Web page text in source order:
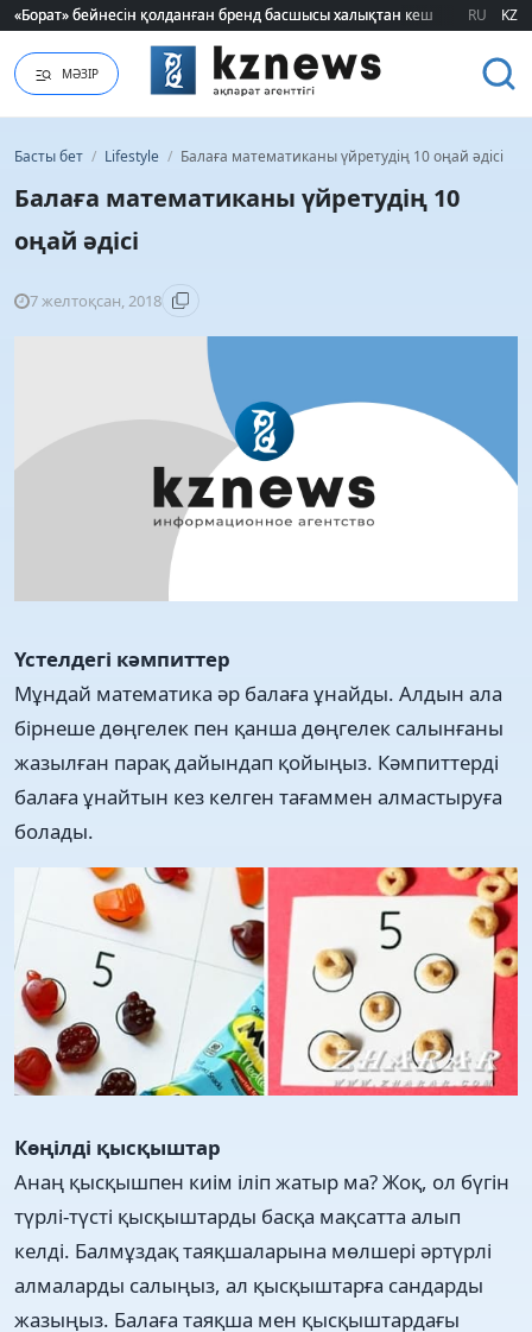
Шавкат Рахмоновтың әкесі өмірден озды
Шавкат Рахмоновтың әкесі өмірден озды RU KZ
МӘЗІР
Басты бет / Lifestyle / Балаға математиканы үйретудің 10 оңай әдісі
Балаға математиканы үйретудің 10
оңай әдісі
7 желтоқсан, 2018
Үстелдегі кәмпиттер
Мұндай математика әр балаға ұнайды. Алдын ала
бірнеше дөңгелек пен қанша дөңгелек салынғаны
жазылған парақ дайындап қойыңыз. Кәмпиттерді
балаға ұнайтын кез келген тағаммен алмастыруға
болады.
Көңілді қысқыштар
Анаң қысқышпен киім іліп жатыр ма? Жоқ, ол бүгін
түрлі-түсті қысқыштарды басқа мақсатта алып
келді. Балмұздақ таяқшаларына мөлшері әртүрлі
алмаларды салыңыз, ал қысқыштарға сандарды
жазыңыз. Балаға таяқша мен қысқыштардағы